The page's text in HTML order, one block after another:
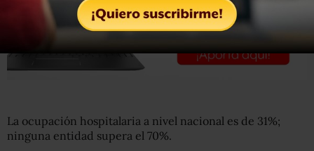
La ocupación hospitalaria a nivel nacional es de 31%;
ninguna entidad supera el 70%.